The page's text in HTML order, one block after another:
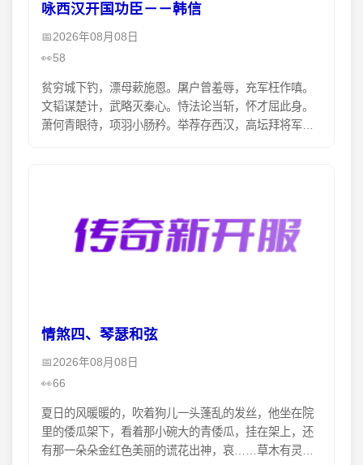
咏西汉开国功臣－－韩信
2026年08月08日
58
贫穷城下钓，漂母蔌施恩。屠户曾羞辱，充军枉作嗔。
文韬谋楚计，武略灭秦心。恃法论当斩，怀才屈此身。
萧何青眼待，项羽小肠矜。举荐存西汉，高坛拜将军。
情煞四、琴瑟和弦
2026年08月08日
66
夏日的风暖暖的，吹着狗儿一头蓬乱的发丝，他坐在院
里的倭瓜架下，看着那小碗大的青倭瓜，挂在架上，还
有那一朵朵金红色美丽的谎花出神，哀……草木有灵性